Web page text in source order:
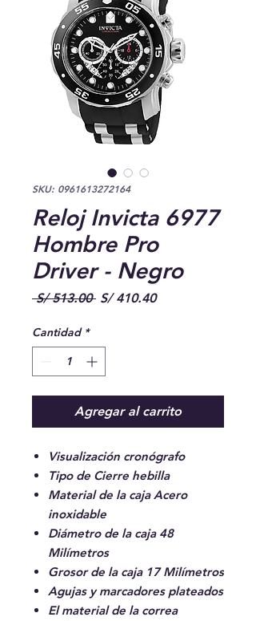
SKU: 0961613272164
Reloj Invicta 6977
Hombre Pro
Driver - Negro
S/ 513.00 Precio
S/ 410.40Precio
Cantidad *
Agregar al carrito
Visualización cronógrafo
Tipo de Cierre hebilla
Material de la caja Acero
inoxidable
Diámetro de la caja 48
Milímetros
Grosor de la caja 17 Milímetros
Agujas y marcadores plateados
El material de la correa